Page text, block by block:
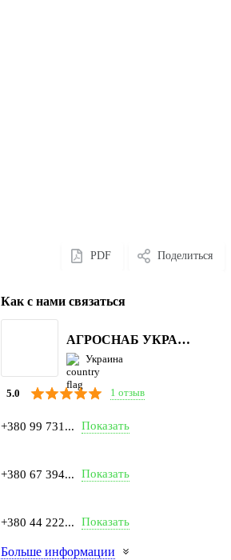
PDF Поделиться
Как с нами связаться
АГРОСНАБ УКРАЇНА
Украина
5.0 1 отзыв
+380 99 731... Показать
+380 67 394... Показать
+380 44 222... Показать
Больше информации